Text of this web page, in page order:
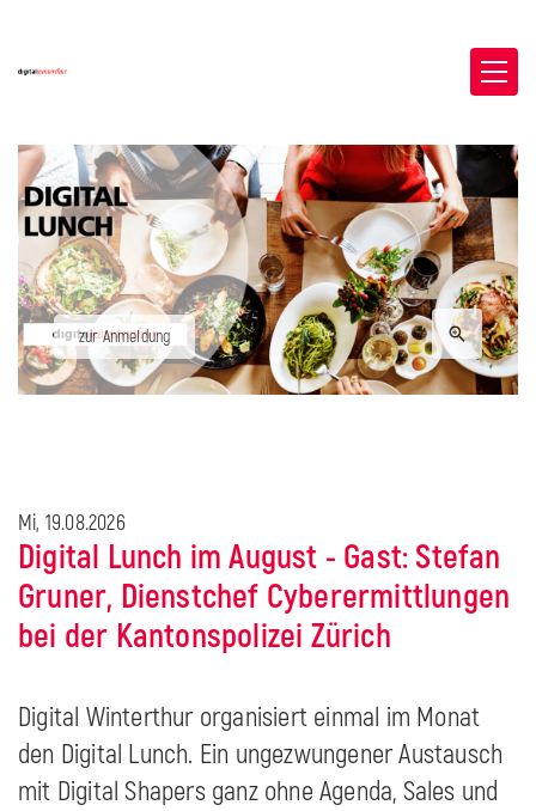
zur Anmeldung
Mi, 19.08.2026
Digital Lunch im August - Gast: Stefan
Gruner, Dienstchef Cyberermittlungen
bei der Kantonspolizei Zürich
Digital Winterthur organisiert einmal im Monat
den Digital Lunch. Ein ungezwungener Austausch
mit Digital Shapers ganz ohne Agenda, Sales und